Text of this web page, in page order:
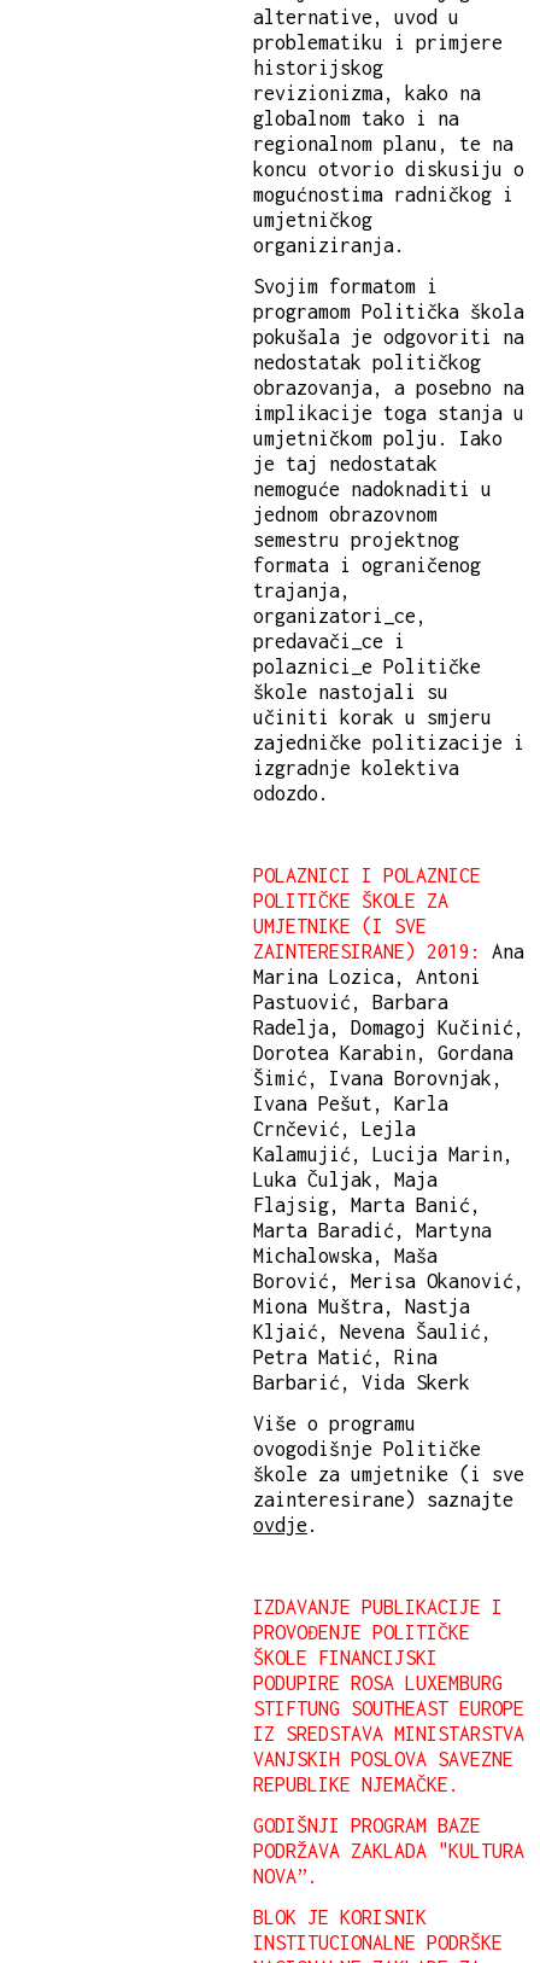
alternative, uvod u
problematiku i primjere
historijskog
revizionizma, kako na
globalnom tako i na
regionalnom planu, te na
koncu otvorio diskusiju o
mogućnostima radničkog i
umjetničkog
organiziranja.
Svojim formatom i
programom Politička škola
pokušala je odgovoriti na
nedostatak političkog
obrazovanja, a posebno na
implikacije toga stanja u
umjetničkom polju. Iako
je taj nedostatak
nemoguće nadoknaditi u
jednom obrazovnom
semestru projektnog
formata i ograničenog
trajanja,
organizatori_ce,
predavači_ce i
polaznici_e Političke
škole nastojali su
učiniti korak u smjeru
zajedničke politizacije i
izgradnje kolektiva
odozdo.
POLAZNICI I POLAZNICE
POLITIČKE ŠKOLE ZA
UMJETNIKE (I SVE
ZAINTERESIRANE) 2019:
Ana
Marina Lozica, Antoni
Pastuović, Barbara
Radelja, Domagoj Kučinić,
Dorotea Karabin, Gordana
Šimić, Ivana Borovnjak,
Ivana Pešut, Karla
Crnčević, Lejla
Kalamujić, Lucija Marin,
Luka Čuljak, Maja
Flajsig, Marta Banić,
Marta Baradić, Martyna
Michalowska, Maša
Borović, Merisa Okanović,
Miona Muštra, Nastja
Kljaić, Nevena Šaulić,
Petra Matić, Rina
Barbarić, Vida Skerk
Više o programu
ovogodišnje Političke
škole za umjetnike (i sve
zainteresirane) saznajte
ovdje .
IZDAVANJE PUBLIKACIJE I
PROVOĐENJE POLITIČKE
ŠKOLE FINANCIJSKI
PODUPIRE ROSA LUXEMBURG
STIFTUNG SOUTHEAST EUROPE
IZ SREDSTAVA MINISTARSTVA
VANJSKIH POSLOVA SAVEZNE
REPUBLIKE NJEMAČKE.
GODIŠNJI PROGRAM BAZE
PODRŽAVA ZAKLADA "KULTURA
NOVA”.
BLOK JE KORISNIK
INSTITUCIONALNE PODRŠKE